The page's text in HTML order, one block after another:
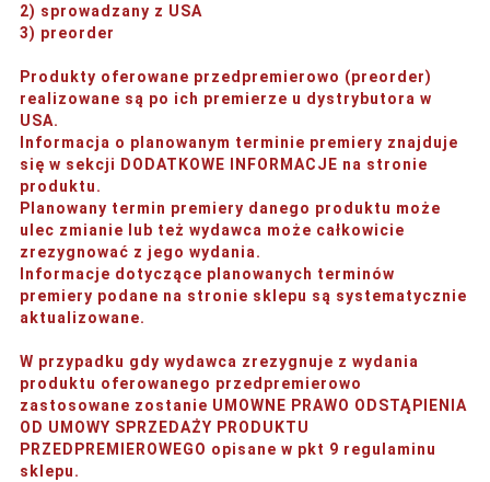
2) sprowadzany z USA
3) preorder
Produkty oferowane przedpremierowo (preorder)
realizowane są po ich premierze u dystrybutora w
USA.
Informacja o planowanym terminie premiery znajduje
się w sekcji DODATKOWE INFORMACJE na stronie
produktu.
Planowany termin premiery danego produktu może
ulec zmianie lub też wydawca może całkowicie
zrezygnować z jego wydania.
Informacje dotyczące planowanych terminów
premiery podane na stronie sklepu są systematycznie
aktualizowane.
W przypadku gdy wydawca zrezygnuje z wydania
produktu oferowanego przedpremierowo
zastosowane zostanie UMOWNE PRAWO ODSTĄPIENIA
OD UMOWY SPRZEDAŻY PRODUKTU
PRZEDPREMIEROWEGO opisane w pkt 9 regulaminu
sklepu.